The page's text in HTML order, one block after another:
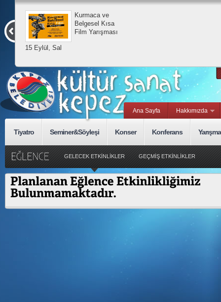
15 Eylül, Sal
Kurmaca ve
Belgesel Kısa
Film Yarışması
Ana Sayfa Hakkımızda
Tiyatro Seminer&Söyleşi Konser Konferans Yarışma
GELECEK ETKİNLİKLER GEÇMİŞ ETKİNLİKLER